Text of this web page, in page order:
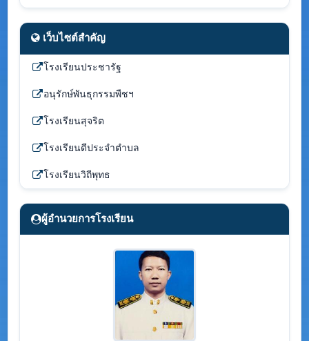
เว็บไซต์สำคัญ
โรงเรียนประชารัฐ
อนุรักษ์พันธุกรรมพืชฯ
โรงเรียนสุจริต
โรงเรียนดีประจำตำบล
โรงเรียนวิถีพุทธ
ผู้อำนวยการโรงเรียน